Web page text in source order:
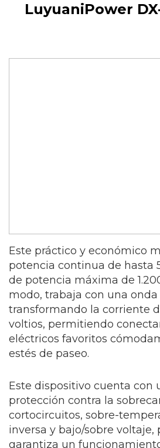
LuyuaniPower
Este práctico y económico
potencia continua de hasta
de potencia máxima de
modo, trabaja con una onda
transformando la corriente
voltios, permitiendo
eléctricos favoritos
estés de paseo.
Este dispositivo cuenta con
protección contra la
cortocircuitos, sobre-
inversa y bajo/sobre voltaje,
garantiza un